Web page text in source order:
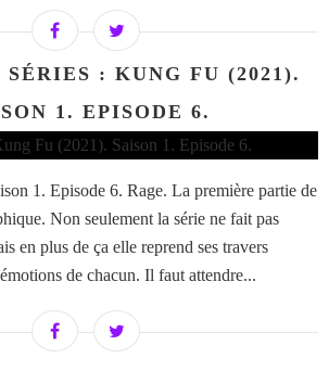
SÉRIES : KUNG FU (2021).
1. EPISODE 6.
1. Episode 6. Rage. La première partie de
Non seulement la série ne fait pas
en plus de ça elle reprend ses travers
de chacun. Il faut attendre...